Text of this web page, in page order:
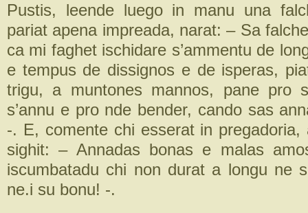
Pustis, leende luego in manu una
pariat apena impreada, narat: – Sa
ca mi faghet ischidare s’ammentu de
e tempus de dissignos e de isperas,
trigu, a muntones mannos, pane pro
s’annu e pro nde bender, cando sas
-. E, comente chi esserat in pregadoria,
sighit: – Annadas bonas e malas
iscumbatadu chi non durat a longu ne
ne.i su bonu! -.